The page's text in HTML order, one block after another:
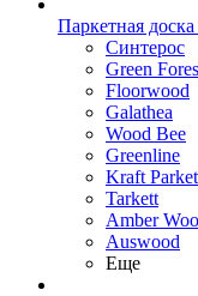
Паркетная доска
Синтерос
Green
Floorwood
Galathea
Wood Bee
Greenline
Kraft
Tarkett
Amber
Auswood
Еще